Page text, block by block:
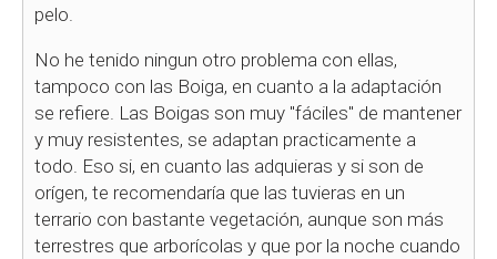
pelo.
No he tenido ningun otro problema con ellas,
tampoco con las Boiga, en cuanto a la adaptación
se refiere. Las Boigas son muy "fáciles" de mantener
y muy resistentes, se adaptan practicamente a
todo. Eso si, en cuanto las adquieras y si son de
orígen, te recomendaría que las tuvieras en un
terrario con bastante vegetación, aunque son más
terrestres que arborícolas y que por la noche cuando